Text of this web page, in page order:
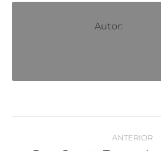
Autor:
ANTERIOR